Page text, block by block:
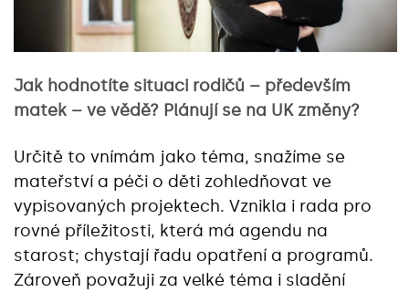
Jak hodnotíte situaci rodičů – především
matek – ve vědě? Plánují se na UK změny?
Určitě to vnímám jako téma, snažíme se
mateřství a péči o děti zohledňovat ve
vypisovaných projektech. Vznikla i rada pro
rovné příležitosti, která má agendu na
starost; chystají řadu opatření a programů.
Zároveň považuji za velké téma i sladění